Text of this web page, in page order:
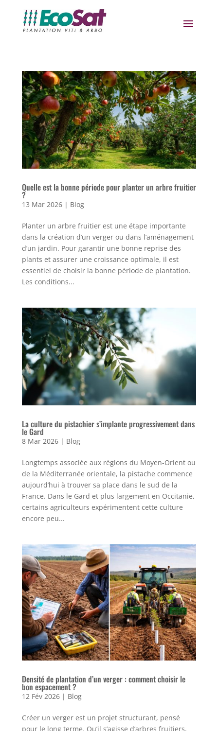
Quelle est la bonne période pour planter un arbre fruitier
?
13 Mar 2026| Blog
Planter un arbre fruitier est une étape importante
dans la création d’un verger ou dans l’aménagement
d’un jardin. Pour garantir une bonne reprise des
plants et assurer une croissance optimale, il est
essentiel de choisir la bonne période de plantation.
Les conditions...
La culture du pistachier s’implante progressivement dans
le Gard
8 Mar 2026| Blog
Longtemps associée aux régions du Moyen-Orient ou
de la Méditerranée orientale, la pistache commence
aujourd’hui à trouver sa place dans le sud de la
France. Dans le Gard et plus largement en Occitanie,
certains agriculteurs expérimentent cette culture
encore peu...
Densité de plantation d’un verger : comment choisir le
bon espacement ?
12 Fév 2026| Blog
Créer un verger est un projet structurant, pensé
pour le long terme. Qu’il s’agisse d’arbres fruitiers,